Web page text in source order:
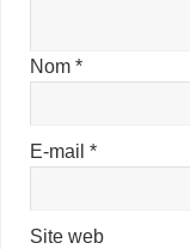
Nom*
E-mail*
Site web